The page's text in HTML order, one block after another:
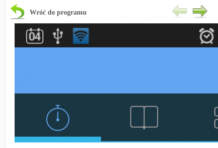
Wróć do programu